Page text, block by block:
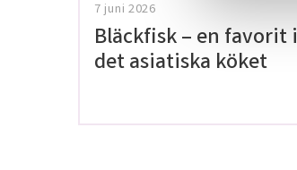
l
7 juni 2026
Bläckfisk – en favorit i
det asiatiska köket